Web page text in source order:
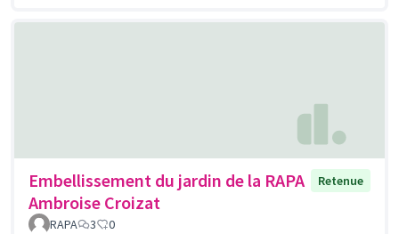
Embellissement du jardin de la RAPA
Ambroise Croizat
Retenue
RAPA 3 0